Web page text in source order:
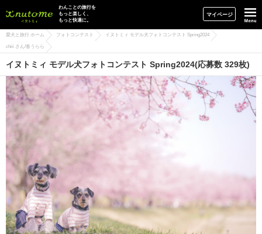
イヌトミィ
わんことの旅行を
もっと楽しく、
もっと快適に。
マイページ
愛犬と旅行 ホーム フォトコンテスト イヌトミィ モデル犬フォトコンテスト Spring2024
chiii さん/春うらら
イヌトミィ モデル犬フォトコンテスト Spring2024(応募数 329枚)